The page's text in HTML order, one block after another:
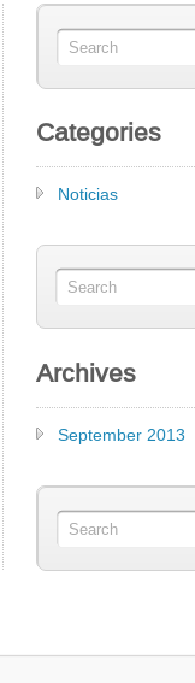
Categories
Noticias
Archives
September 2013